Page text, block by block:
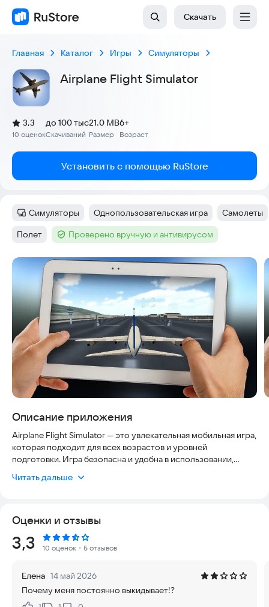
Скачать
Главная Каталог Игры Симуляторы
Airplane Flight Simulator
Рейтинг:
3,3
(
10 оценок
)
Скачиваний
до 100 тыс
Размер
21.0 MB
Возраст
6+
Установить с помощью RuStore
Категория:
Симуляторы Тег:
Однопользовательская игра Тег:
Самолеты
Тег:
Полет Тег :Проверено вручную и антивирусом
Скриншоты
Описание приложения
Airplane Flight Simulator — это увлекательная мобильная игра,
которая подходит для всех возрастов и уровней
подготовки. Игра безопасна и удобна в использовании,
интернета. В ней нет вредоносного контента и
обновлениям. Игроки могут управлять самолетами в разных
погодных условиях, выполнять сложные посадки и
наслаждаться красивыми пейзажами с высоты. В игре
представлены реалистичные модели воздушных судов,
улучшение и настройка самолетов под свои предпочтения.
Читать дальше
Оценки и отзывы
Рейтинг:
3,3 10 оценок ・5 отзывов
Елена 14 май 2026
Почему меня постоянно выкидывает!?